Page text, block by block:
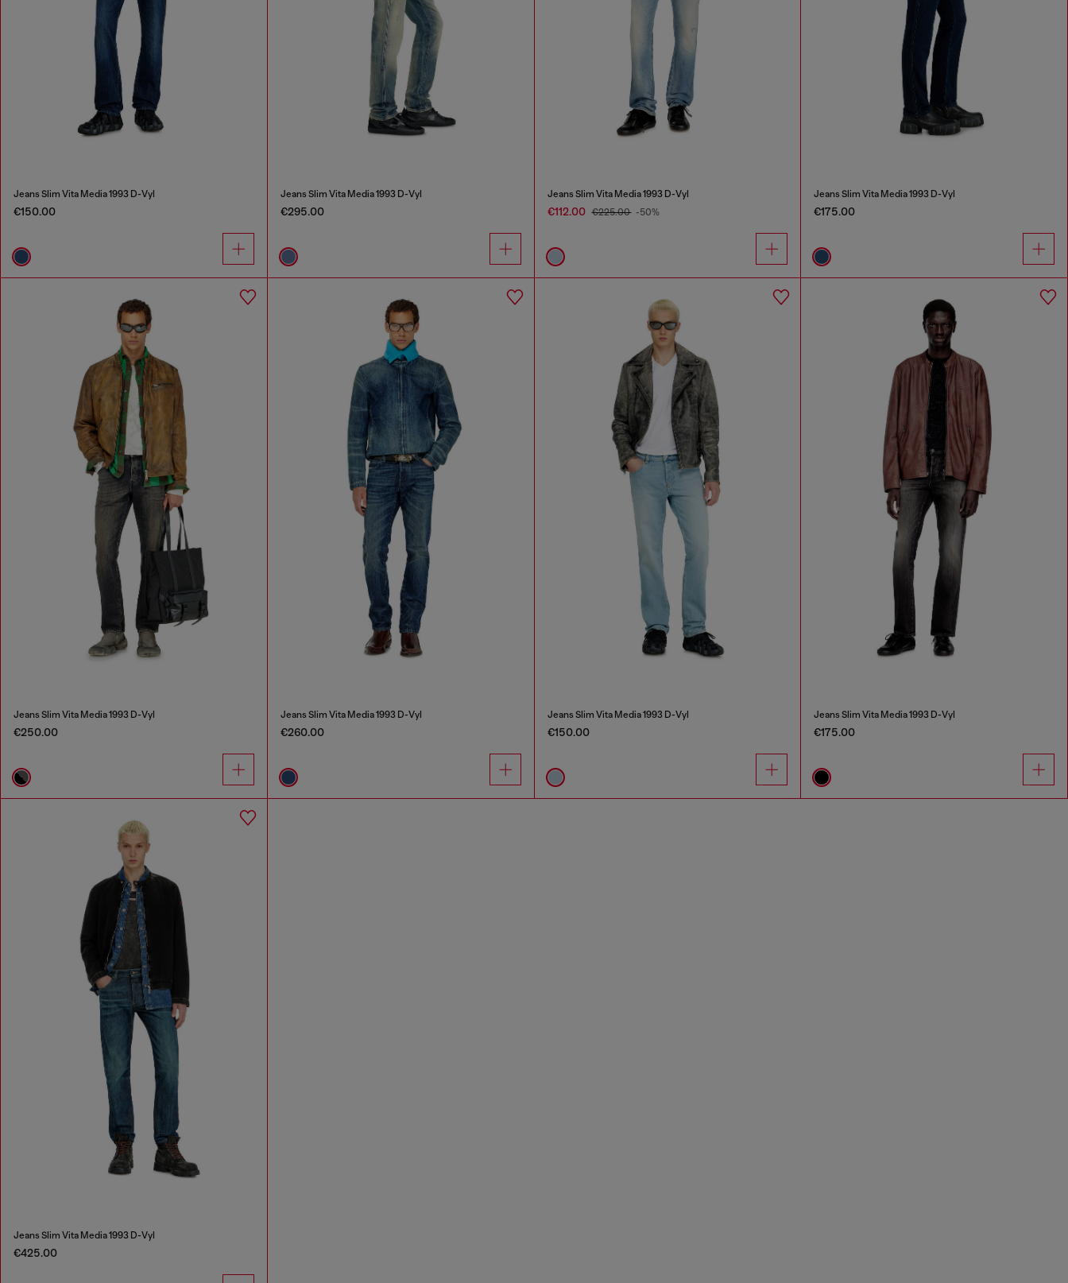
Jeans Slim Vita Media 1993 D-Vyl
€150.00
Jeans Slim Vita Media 1993 D-Vyl
€295.00
Jeans Slim Vita Media 1993 D-Vyl
€112.00 €225.00 -50%
Jeans Slim Vita Media 1993 D-Vyl
€175.00
Jeans Slim Vita Media 1993 D-Vyl
€250.00
Jeans Slim Vita Media 1993 D-Vyl
€260.00
Jeans Slim Vita Media 1993 D-Vyl
€150.00
Jeans Slim Vita Media 1993 D-Vyl
€175.00
Jeans Slim Vita Media 1993 D-Vyl
€425.00